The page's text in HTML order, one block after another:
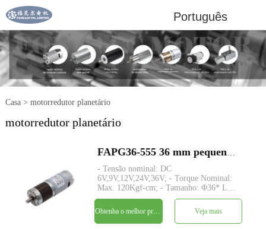
Português
Casa> motorredutor planetário
motorredutor planetário
- Tensão nominal: DC
6V,9V,12V,24V,36V; - Torque Nominal:
Max. 120Kgf-cm; - Tamanho: Φ36* L
TBD; - Eixo: Φ8mm D-cut 1mm; -
Codificador: Codificador magnético; -
quantidade mínima: 500 peças
Veja mais